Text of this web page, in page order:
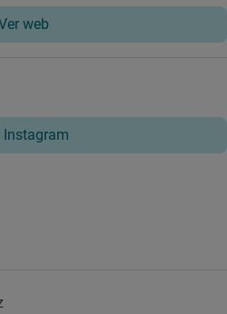
web
Instagram